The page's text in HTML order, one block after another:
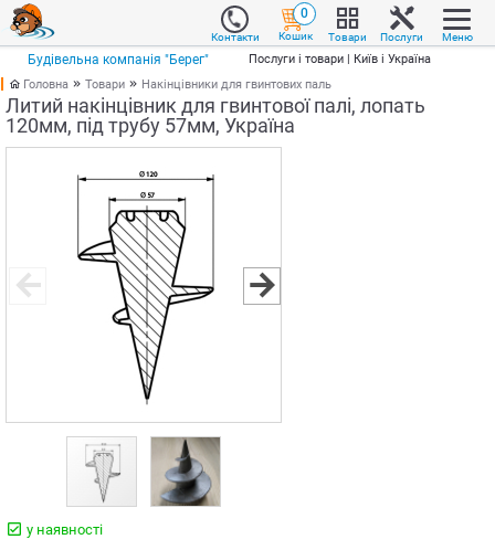
Будівельна компанія "Берег" Послуги і товари | Київ і Україна
Контакти
0
Кошик Товари Послуги Меню
Головна Товари Накінцівники для гвинтових паль
Литий накінцівник для гвинтової палі, лопать
120мм, під трубу 57мм, Україна
у наявності